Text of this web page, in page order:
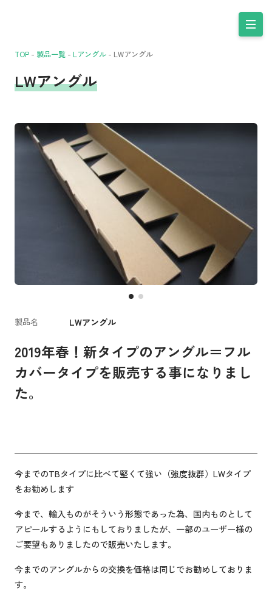
TOP - 製品一覧 - Lアングル - LWアングル
LWアングル
製品名 LWアングル
2019年春！新タイプのアングル＝フル
カバータイプを販売する事になりまし
た。
今までのTBタイプに比べて堅くて強い（強度抜群）LWタイプ
をお勧めします
今まで、輸入ものがそういう形態であった為、国内ものとして
アピールするようにもしておりましたが、一部のユーザー様の
ご要望もありましたので販売いたします。
今までのアングルからの交換を価格は同じでお勧めしておりま
す。